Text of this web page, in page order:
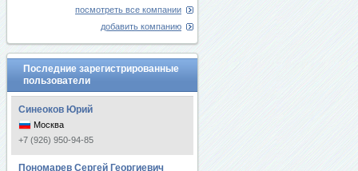
посмотреть все компании
добавить компанию
Последние зарегистрированные
пользователи
Синеоков Юрий
Москва
+7 (926) 950-94-85
Пономарев Сергей Георгиевич